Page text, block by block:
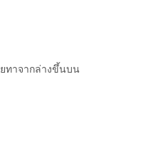
ทาจากล่างขึ้นบน